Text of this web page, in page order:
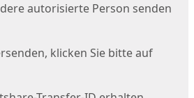
autorisierte Person senden
klicken Sie bitte auf